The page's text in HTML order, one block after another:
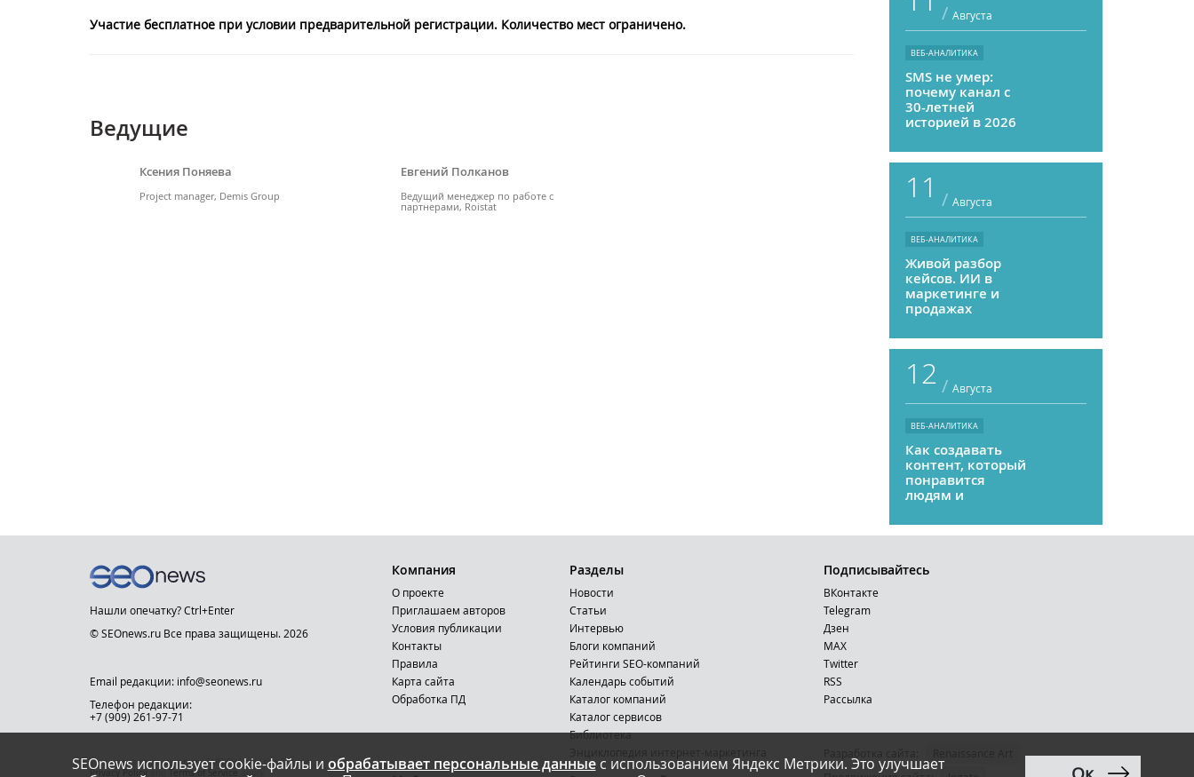
Участие бесплатное при условии предварительной регистрации. Количество мест ограничено.
Ведущие
Ксения Поняева
Project manager, Demis Group
Евгений Полканов
Ведущий менеджер по работе с
партнерами, Roistat
/ Августа
ВЕБ-АНАЛИТИКА
SMS не умер:
почему канал с
30-летней
историей в 2026
приносить ROMI
выше, чем
мессенджеры
11 / Августа
ВЕБ-АНАЛИТИКА
Живой разбор
кейсов. ИИ в
маркетинге и
продажах
12 / Августа
ВЕБ-АНАЛИТИКА
Как создавать
контент, который
понравится
людям и
SEOnews использует cookie-файлы и обрабатывает персональные данныес использованием Яндекс Метрики. Это улучшает
Нашли опечатку? Ctrl+Enter
© SEOnews.ru Все права защищены. 2026
Email редакции: info@seonews.ru
Телефон редакции:
+7 (909) 261-97-71
This site is protected by reCAPTCHA and the Google
Privacy Policyand Terms of Serviceapply.
Компания
О проекте
Приглашаем авторов
Условия публикации
Контакты
Правила
Карта сайта
Обработка ПД
Разделы
Новости
Статьи
Интервью
Блоги компаний
Рейтинги SEO-компаний
Календарь событий
Каталог компаний
Каталог сервисов
Библиотека
Подписывайтесь
ВКонтакте
Telegram
Дзен
MAX
Тwitter
RSS
Рассылка